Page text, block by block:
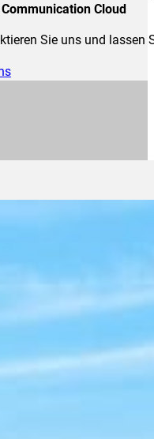
Cloud
Sie uns und